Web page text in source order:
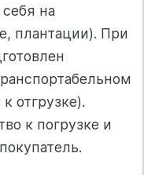
на
плантации). При
отгрузке).
к погрузке и